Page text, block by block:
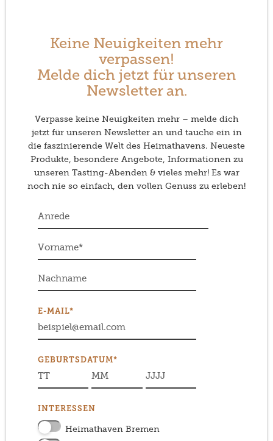
Keine Neuigkeiten mehr
verpassen!
Melde dich jetzt für unseren
Newsletter an.
Verpasse keine Neuigkeiten mehr – melde dich
jetzt für unseren Newsletter an und tauche ein in
die faszinierende Welt des Heimathavens. Neueste
Produkte, besondere Angebote, Informationen zu
unseren Tasting-Abenden & vieles mehr! Es war
noch nie so einfach, den vollen Genuss zu erleben!
E-MAIL*
GEBURTSDATUM*
INTERESSEN
Heimathaven Bremen